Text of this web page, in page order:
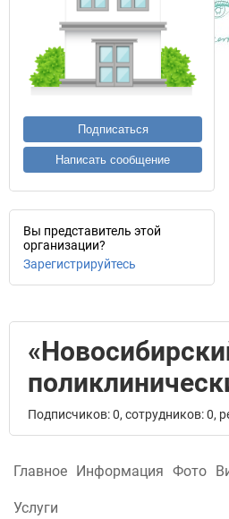
Подписаться
Написать сообщение
Вы представитель этой
организации?
Зарегистрируйтесь
Подписчиков: 0, сотрудников: 0,
Главное Информация Фото
Услуги